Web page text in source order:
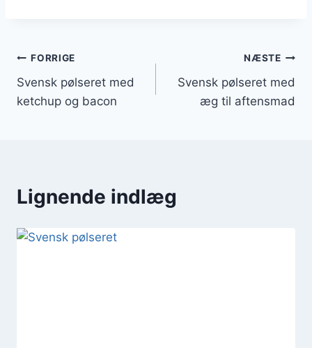
Indlægsnavigation
FORRIGE
Svensk pølseret med
ketchup og bacon
NÆSTE
Svensk pølseret med
æg til aftensmad
Lignende indlæg